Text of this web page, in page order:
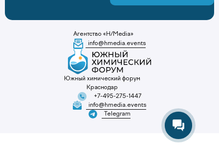
Агентство «H/Media»
info@hmedia.events
Южный химический форум
Краснодар
+7-495-275-1447
info@hmedia.events
Telegram